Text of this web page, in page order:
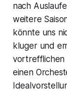
nach
weitere
könnte uns
kluger und
vortrefflichen
einen